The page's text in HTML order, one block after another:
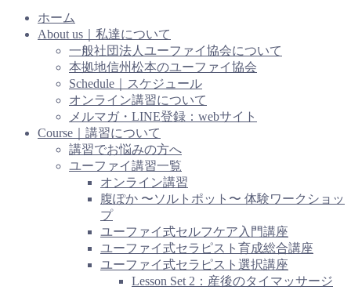
ホーム
About us｜私達について
一般社団法人ユーファイ協会について
本拠地信州松本のユーファイ協会
Schedule｜スケジュール
オンライン講習について
メルマガ・LINE登録：webサイト
Course｜講習について
講習でお悩みの方へ
ユーファイ講習一覧
オンライン講習
腹ぽか 〜ソルトポット〜 体験ワークショッ
プ
ユーファイ式セルフケア入門講座
ユーファイ式セラピスト育成総合講座
ユーファイ式セラピスト選択講座
Lesson Set 2：産後のタイマッサージ